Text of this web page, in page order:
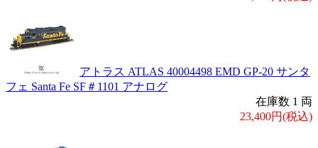
アトラス ATLAS 40004498 EMD GP-20 サンタ
フェ Santa Fe SF＃1101 アナログ
在庫数 1 両
23,400円(税込)